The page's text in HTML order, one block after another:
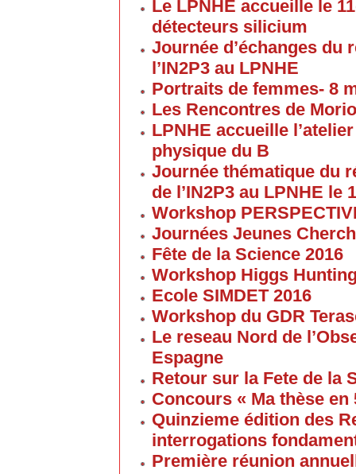
Le LPNHE accueille le
détecteurs silicium
Journée d’échanges du
l’IN2P3 au LPNHE
Portraits de femmes- 8
Les Rencontres de
LPNHE accueille
physique du B
Journée thématique du
de l’IN2P3 au LPNHE le
Workshop
Journées Jeunes
Fête de la Science 2016
Workshop Higgs
Ecole SIMDET 2016
Workshop du GDR
Le reseau Nord de
Espagne
Retour sur la Fete de la
Concours « Ma thèse
Quinzieme édition des
interrogations
Première réunion